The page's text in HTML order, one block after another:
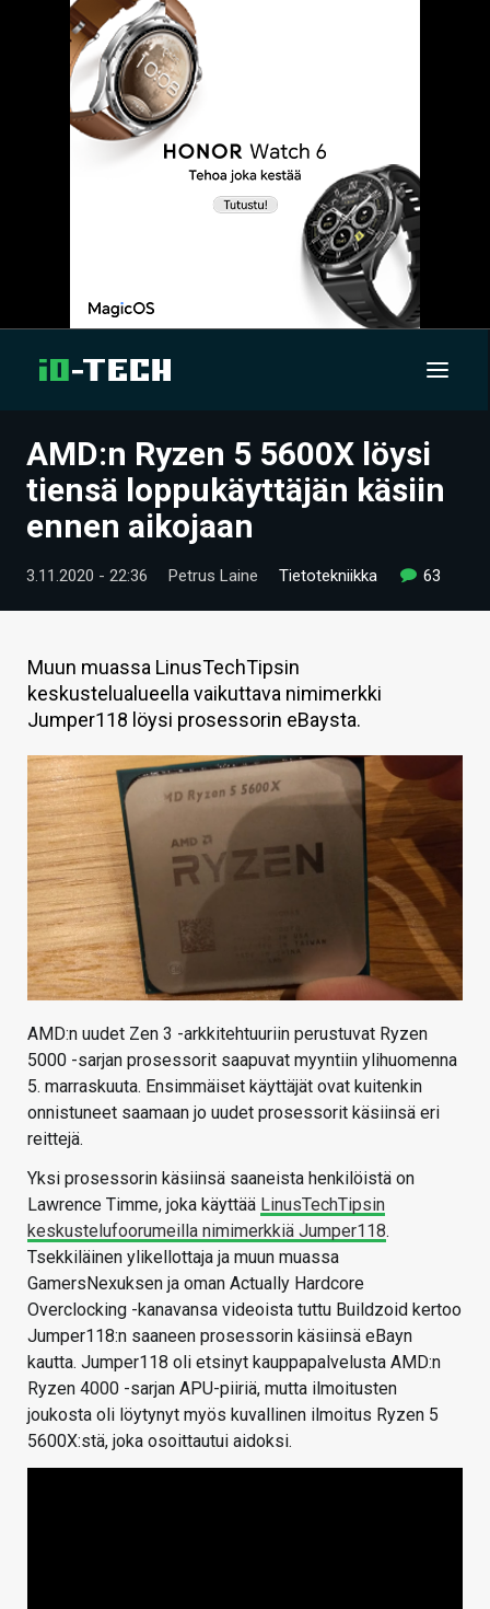
UUTISET
ARTIKKELIT
VIDEOT
TECHBBS
TIETOA
HINTA.FI
VAIHDA TEEMA
HAKU
AMD:n Ryzen 5 5600X löysi
tiensä loppukäyttäjän käsiin
ennen aikojaan
3.11.2020 - 22:36 Petrus Laine Tietotekniikka 63
Muun muassa LinusTechTipsin
keskustelualueella vaikuttava nimimerkki
Jumper118 löysi prosessorin eBaysta.
AMD:n uudet Zen 3 -arkkitehtuuriin perustuvat Ryzen
5000 -sarjan prosessorit saapuvat myyntiin ylihuomenna
5. marraskuuta. Ensimmäiset käyttäjät ovat kuitenkin
onnistuneet saamaan jo uudet prosessorit käsiinsä eri
reittejä.
Yksi prosessorin käsiinsä saaneista henkilöistä on
Lawrence Timme, joka käyttää LinusTechTipsin
keskustelufoorumeilla nimimerkkiä Jumper118.
Tsekkiläinen ylikellottaja ja muun muassa
GamersNexuksen ja oman Actually Hardcore
Overclocking -kanavansa videoista tuttu Buildzoid kertoo
Jumper118:n saaneen prosessorin käsiinsä eBayn
kautta. Jumper118 oli etsinyt kauppapalvelusta AMD:n
Ryzen 4000 -sarjan APU-piiriä, mutta ilmoitusten
joukosta oli löytynyt myös kuvallinen ilmoitus Ryzen 5
5600X:stä, joka osoittautui aidoksi.